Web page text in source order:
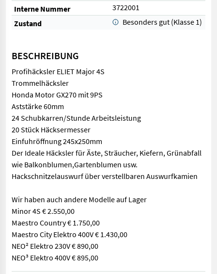
Interne Nummer
3722001
Zustand
Besonders gut (Klasse 1)
BESCHREIBUNG
Profihäcksler ELIET Major 4S
Trommelhäcksler
Honda Motor GX270 mit 9PS
Aststärke 60mm
24 Schubkarren/Stunde Arbeitsleistung
20 Stück Häcksermesser
Einfuhröffnung 245x250mm
Der Ideale Häcksler für Äste, Sträucher, Kiefern, Grünabfall
wie Balkonblumen,Gartenblumen usw.
Hackschnitzelauswurf über verstellbaren Auswurfkamien
Wir haben auch andere Modelle auf Lager
Minor 4S € 2.550,00
Maestro Country € 1.750,00
Maestro City Elektro 400V € 1.430,00
NEO² Elektro 230V € 890,00
NEO³ Elektro 400V € 895,00
Profihäcksler ELIET Major 4S Trommelhäcksler Honda Motor